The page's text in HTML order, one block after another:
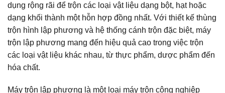
dụng rộng rãi để trộn các loại vật liệu dạng bột, hạt hoặc
dạng khối thành một hỗn hợp đồng nhất. Với thiết kế thùng
trộn hình lập phương và hệ thống cánh trộn đặc biệt, máy
trộn lập phương mang đến hiệu quả cao trong việc trộn
các loại vật liệu khác nhau, từ thực phẩm, dược phẩm đến
hóa chất.
Máy trộn lập phương là một loại máy trộn công nghiệp